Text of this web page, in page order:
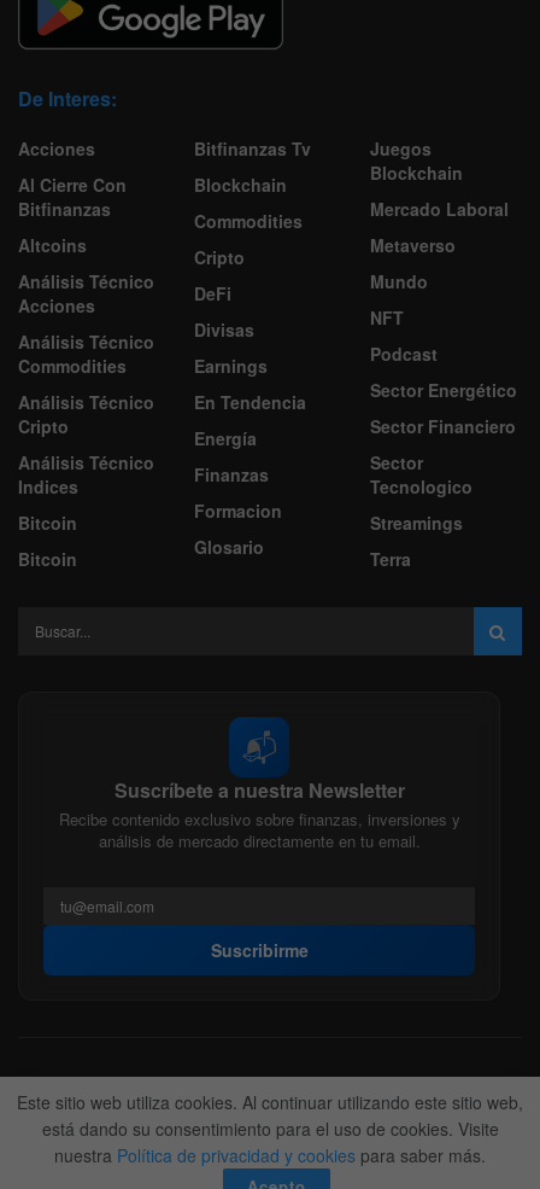
De Interes:
Acciones
Al Cierre Con
Bitfinanzas
Altcoins
Análisis Técnico
Acciones
Análisis Técnico
Commodities
Análisis Técnico
Cripto
Análisis Técnico
Indices
Bitcoin
Bitcoin
Bitfinanzas Tv
Blockchain
Commodities
Cripto
DeFi
Divisas
Earnings
En Tendencia
Energía
Finanzas
Formacion
Glosario
Juegos
Blockchain
Mercado Laboral
Metaverso
Mundo
NFT
Podcast
Sector Energético
Sector Financiero
Sector
Tecnologico
Streamings
Terra
📬
Suscríbete a nuestra Newsletter
Recibe contenido exclusivo sobre finanzas, inversiones y
análisis de mercado directamente en tu email.
Suscribirme
Acerca de nosotros Politica Editorial
Nuestro Equipo
Contactanos
Anunciate
© 2022-2026BitFinanzas- Hecho porTeam DM. 😎
Este sitio web utiliza cookies. Al continuar utilizando este sitio web,
está dando su consentimiento para el uso de cookies. Visite
nuestra Política de privacidad y cookies para saber más.